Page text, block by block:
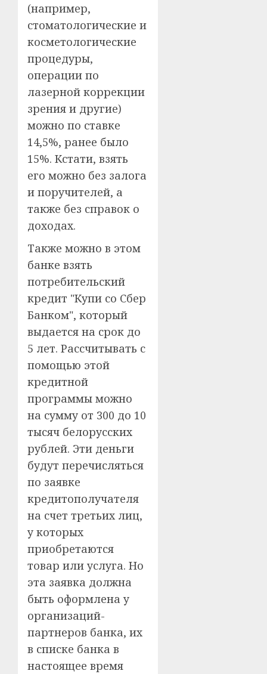
(например,
стоматологические и
косметологические
процедуры,
операции по
лазерной коррекции
зрения и другие)
можно по ставке
14,5%, ранее было
15%. Кстати, взять
его можно без залога
и поручителей, а
также без справок о
доходах.
Также можно в этом
банке взять
потребительский
кредит "Купи со Сбер
Банком", который
выдается на срок до
5 лет. Рассчитывать с
помощью этой
кредитной
программы можно
на сумму от 300 до 10
тысяч белорусских
рублей. Эти деньги
будут перечисляться
по заявке
кредитополучателя
на счет третьих лиц,
у которых
приобретаются
товар или услуга. Но
эта заявка должна
быть оформлена у
организаций-
партнеров банка, их
в списке банка в
настоящее время